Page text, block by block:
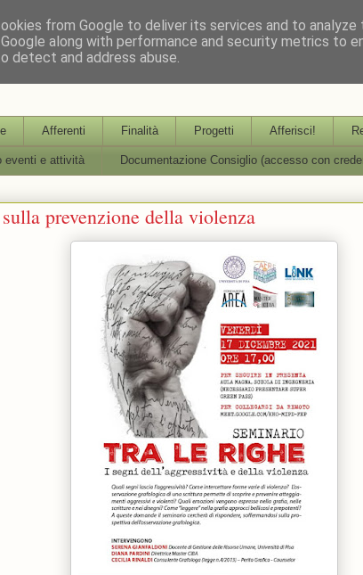
: : Centro Interdipartimentale per
Afferenti Finalità Progetti Afferisci!
eventi e attività Documentazione Consiglio (accesso con
prevenzione della violenza
from Google to deliver its services and to analyze
along with performance and security metrics to
detect and address abuse.